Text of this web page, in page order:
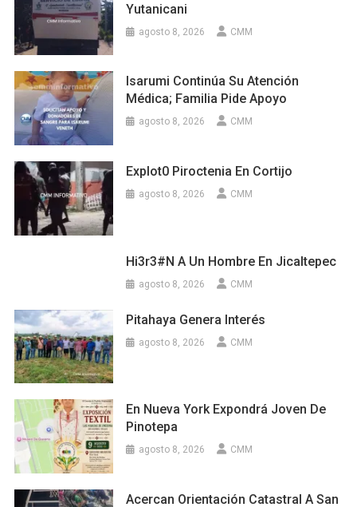
Yutanicani
agosto 8, 2026 CMM
Isarumi Continúa Su Atención
Médica; Familia Pide Apoyo
agosto 8, 2026 CMM
Explot0 Piroctenia En Cortijo
agosto 8, 2026 CMM
Hi3r3#n A Un Hombre En Jicaltepec
agosto 8, 2026 CMM
Pitahaya Genera Interés
agosto 8, 2026 CMM
En Nueva York Expondrá Joven De
Pinotepa
agosto 8, 2026 CMM
Acercan Orientación Catastral A San